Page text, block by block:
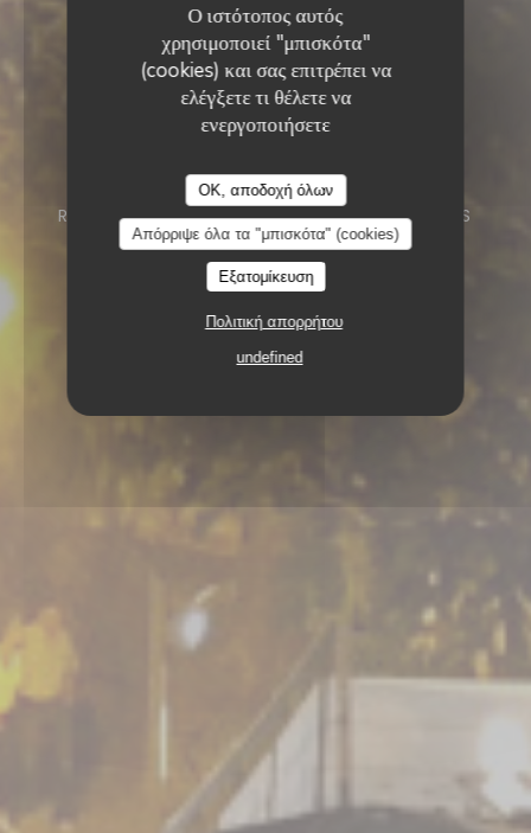
Ο ιστότοπος αυτός
χρησιμοποιεί "μπισκότα"
(cookies) και σας επιτρέπει να
ελέγξετε τι θέλετε να
ενεργοποιήσετε
OK, αποδοχή όλων
Απόρριψε όλα τα "μπισκότα" (cookies)
Εξατομίκευση
Πολιτική απορρήτου
undefined
Le Neptune
RESTAURANT
9 ROUTE DE PORT VENDRES
66190 COLLIOURE
Le Neptune